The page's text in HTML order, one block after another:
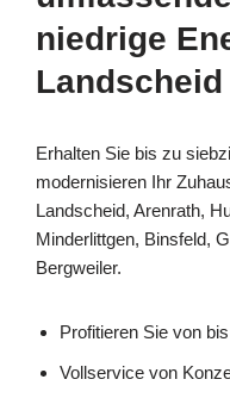
niedrige
Landscheid
Erhalten Sie bis zu
modernisieren Ihr
Landscheid, Arenrath,
Minderlittgen, Binsfeld,
Bergweiler.
Profitieren Sie von
Vollservice von